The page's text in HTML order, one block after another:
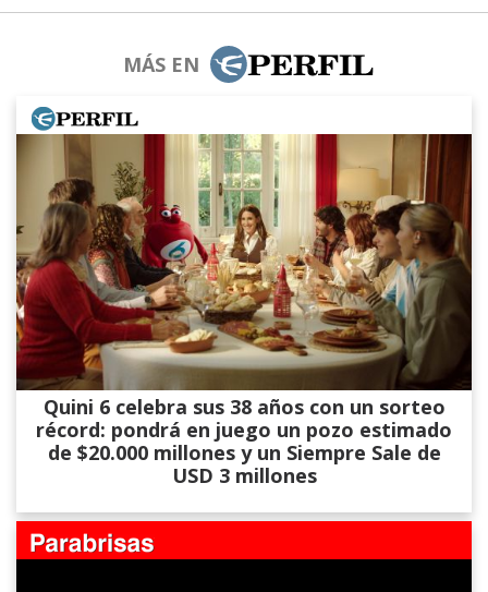
MÁS EN
Quini 6 celebra sus 38 años con un sorteo
récord: pondrá en juego un pozo estimado
de $20.000 millones y un Siempre Sale de
USD 3 millones